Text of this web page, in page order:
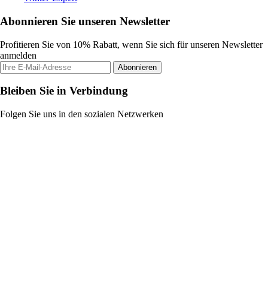
Abonnieren Sie unseren Newsletter
Profitieren Sie von 10% Rabatt, wenn Sie sich für unseren Newsletter
anmelden
Abonnieren
Bleiben Sie in Verbindung
Folgen Sie uns in den sozialen Netzwerken